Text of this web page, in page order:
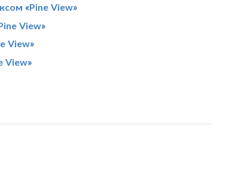
«Pine View»
View»
View»
View»